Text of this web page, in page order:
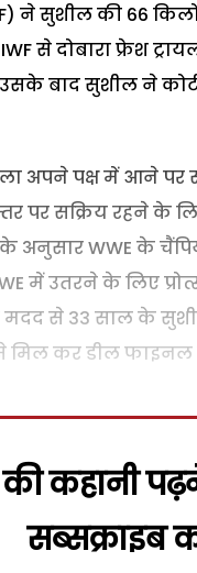
ने सुशील की 66
से दोबारा फ्रेश
बाद सुशील ने
अपने पक्ष में आने पर
स्तर पर सक्रिय रहने के
के अनुसार WWE के
में उतरने के लिए
मदद से 33 साल के
मिल कर डील फाइनल
कहानी
सब्सक्राइब